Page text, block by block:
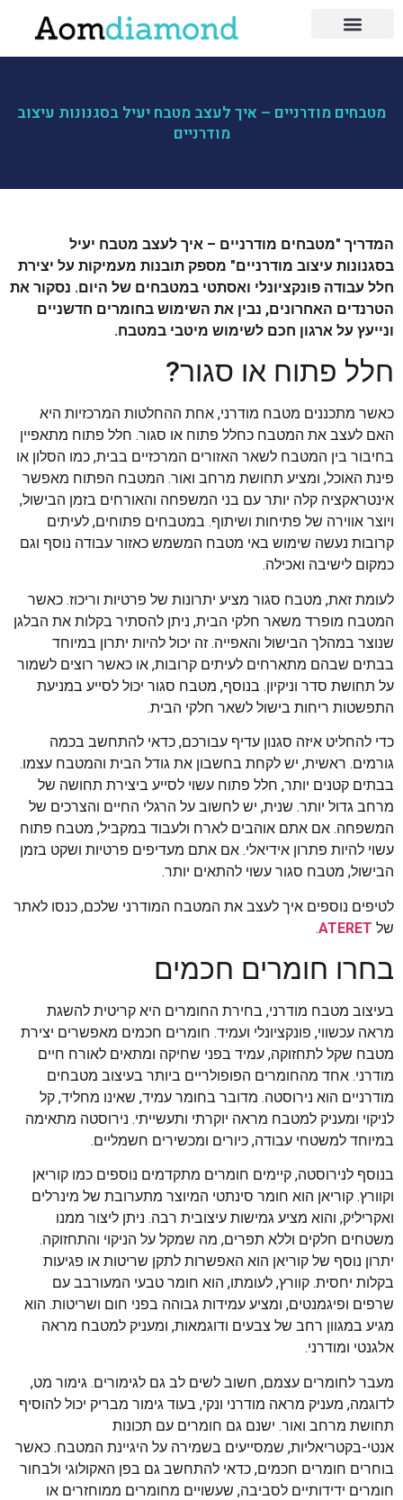
מטבחים מודרניים – איך לעצב מטבח יעיל בסגנונות עיצוב
מודרניים
המדריך "מטבחים מודרניים – איך לעצב מטבח יעיל
בסגנונות עיצוב מודרניים" מספק תובנות מעמיקות על יצירת
חלל עבודה פונקציונלי ואסתטי במטבחים של היום. נסקור את
הטרנדים האחרונים, נבין את השימוש בחומרים חדשניים
ונייעץ על ארגון חכם לשימוש מיטבי במטבח.
חלל פתוח או סגור?
כאשר מתכננים מטבח מודרני, אחת ההחלטות המרכזיות היא
האם לעצב את המטבח כחלל פתוח או סגור. חלל פתוח מתאפיין
בחיבור בין המטבח לשאר האזורים המרכזיים בבית, כמו הסלון או
פינת האוכל, ומציע תחושת מרחב ואור. המטבח הפתוח מאפשר
אינטראקציה קלה יותר עם בני המשפחה והאורחים בזמן הבישול,
ויוצר אווירה של פתיחות ושיתוף. במטבחים פתוחים, לעיתים
קרובות נעשה שימוש באי מטבח המשמש כאזור עבודה נוסף וגם
כמקום לישיבה ואכילה.
לעומת זאת, מטבח סגור מציע יתרונות של פרטיות וריכוז. כאשר
המטבח מופרד משאר חלקי הבית, ניתן להסתיר בקלות את הבלגן
שנוצר במהלך הבישול והאפייה. זה יכול להיות יתרון במיוחד
בבתים שבהם מתארחים לעיתים קרובות, או כאשר רוצים לשמור
על תחושת סדר וניקיון. בנוסף, מטבח סגור יכול לסייע במניעת
התפשטות ריחות בישול לשאר חלקי הבית.
כדי להחליט איזה סגנון עדיף עבורכם, כדאי להתחשב בכמה
גורמים. ראשית, יש לקחת בחשבון את גודל הבית והמטבח עצמו.
בבתים קטנים יותר, חלל פתוח עשוי לסייע ביצירת תחושה של
מרחב גדול יותר. שנית, יש לחשוב על הרגלי החיים והצרכים של
המשפחה. אם אתם אוהבים לארח ולעבוד במקביל, מטבח פתוח
עשוי להיות פתרון אידיאלי. אם אתם מעדיפים פרטיות ושקט בזמן
הבישול, מטבח סגור עשוי להתאים יותר.
לטיפים נוספים איך לעצב את המטבח המודרני שלכם, כנסו לאתר
של ATERET
.
בחרו חומרים חכמים
בעיצוב מטבח מודרני, בחירת החומרים היא קריטית להשגת
מראה עכשווי, פונקציונלי ועמיד. חומרים חכמים מאפשרים יצירת
מטבח שקל לתחזוקה, עמיד בפני שחיקה ומתאים לאורח חיים
מודרני. אחד מהחומרים הפופולריים ביותר בעיצוב מטבחים
מודרניים הוא נירוסטה. מדובר בחומר עמיד, שאינו מחליד, קל
לניקוי ומעניק למטבח מראה יוקרתי ותעשייתי. נירוסטה מתאימה
במיוחד למשטחי עבודה, כיורים ומכשירים חשמליים.
בנוסף לנירוסטה, קיימים חומרים מתקדמים נוספים כמו קוריאן
וקוורץ. קוריאן הוא חומר סינתטי המיוצר מתערובת של מינרלים
ואקריליק, והוא מציע גמישות עיצובית רבה. ניתן ליצור ממנו
משטחים חלקים וללא תפרים, מה שמקל על הניקוי והתחזוקה.
יתרון נוסף של קוריאן הוא האפשרות לתקן שריטות או פגיעות
בקלות יחסית. קוורץ, לעומתו, הוא חומר טבעי המעורבב עם
שרפים ופיגמנטים, ומציע עמידות גבוהה בפני חום ושריטות. הוא
מגיע במגוון רחב של צבעים ודוגמאות, ומעניק למטבח מראה
אלגנטי ומודרני.
מעבר לחומרים עצמם, חשוב לשים לב גם לגימורים. גימור מט,
לדוגמה, מעניק מראה מודרני ונקי, בעוד גימור מבריק יכול להוסיף
תחושת מרחב ואור. ישנם גם חומרים עם תכונות
אנטי-בקטריאליות, שמסייעים בשמירה על היגיינת המטבח. כאשר
בוחרים חומרים חכמים, כדאי להתחשב גם בפן האקולוגי ולבחור
חומרים ידידותיים לסביבה, שעשויים מחומרים ממוחזרים או